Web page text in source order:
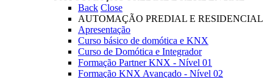
Back Close
AUTOMAÇÃO PREDIAL E RESIDENCIAL
Apresentação
Curso básico de domótica e KNX
Curso de Domótica e Integrador
Formação Partner KNX - Nível 01
Formação KNX Avançado - Nível 02